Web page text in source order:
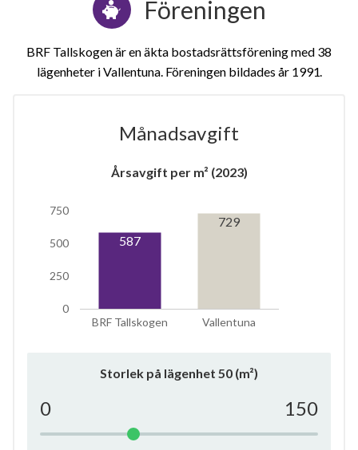
lägenhet
Föreningen
BRF Tallskogen är en äkta bostadsrättsförening med 38
lägenheter i Vallentuna. Föreningen bildades år 1991
Månadsavgift
Årsavgift per m² (2023)
BRF Tallskogen Vallentuna
0
250
500
750
587
729
Storlek på lägenhet 50 (m²)
0 150